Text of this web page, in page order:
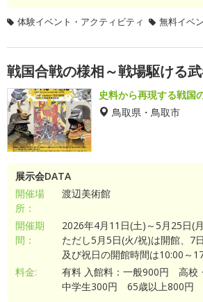
体験イベント・アクティビティ 無料イベ
戦国合戦の様相～戦場駆ける
史料から再現する戦国
鳥取県・鳥取市
展示会DATA
開催場
所：
渡辺美術館
開催期
間：
2026年4月11日(土)～5月25日(
ただし5月5日(火/祝)は開館、7
及び祝日の開館時間は10:00～
料金:
有料 入館料：一般900円 高校
中学生300円 65歳以上800円